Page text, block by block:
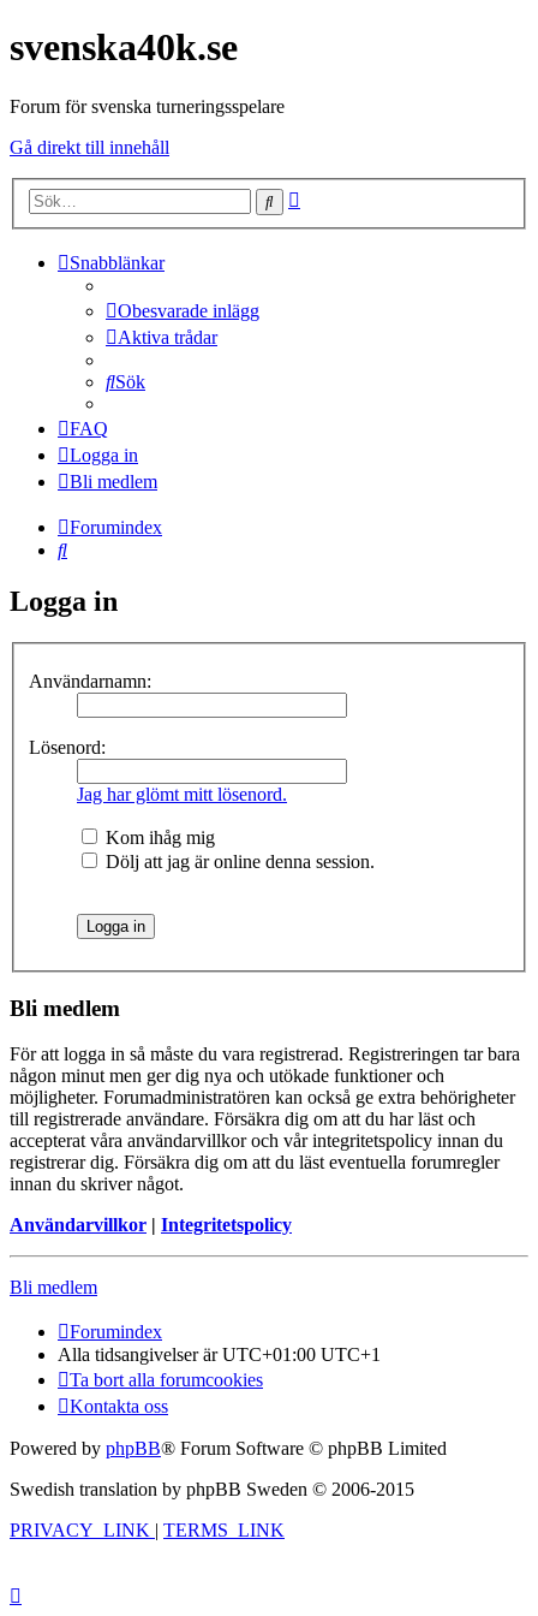
svenska40k.se
Forum för svenska turneringsspelare
Gå direkt till innehåll
Sök
Snabblänkar
Obesvarade inlägg
Aktiva trådar
Sök
FAQ
Logga in
Bli medlem
Forumindex
Sök
Logga in
Användarnamn:
Lösenord:
Jag har glömt mitt lösenord.
Kom ihåg mig
Dölj att jag är online denna session.
Bli medlem
För att logga in så måste du vara registrerad. Registreringen tar bara
någon minut men ger dig nya och utökade funktioner och
möjligheter. Forumadministratören kan också ge extra behörigheter
till registrerade användare. Försäkra dig om att du har läst och
accepterat våra användarvillkor och vår integritetspolicy innan du
registrerar dig. Försäkra dig om att du läst eventuella forumregler
innan du skriver något.
Användarvillkor | Integritetspolicy
Bli medlem
Forumindex
Alla tidsangivelser är UTC+01:00 UTC+1
Ta bort alla forumcookies
Kontakta oss
Powered by phpBB® Forum Software © phpBB Limited
Swedish translation by phpBB Sweden © 2006-2015
PRIVACY_LINK | TERMS_LINK